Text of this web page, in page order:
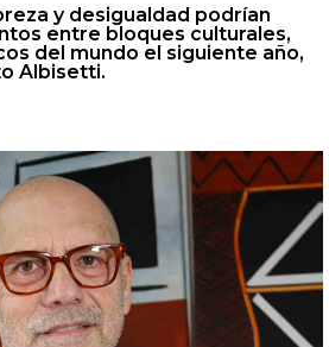
y desigualdad podrían
entre bloques culturales,
del mundo el siguiente año,
Albisetti.